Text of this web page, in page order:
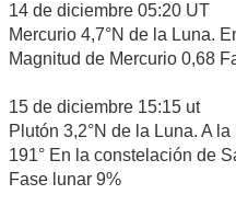
14 de diciembre 05:20 UT
Mercurio 4,7°N de la Luna.
Magnitud de Mercurio 0,68
15 de diciembre 15:15 ut
Plutón 3,2°N de la Luna. A
191° En la constelación de
Fase lunar 9%